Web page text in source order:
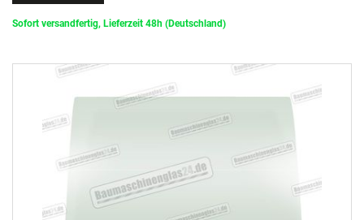
Sofort versandfertig, Lieferzeit 48h (Deutschland)